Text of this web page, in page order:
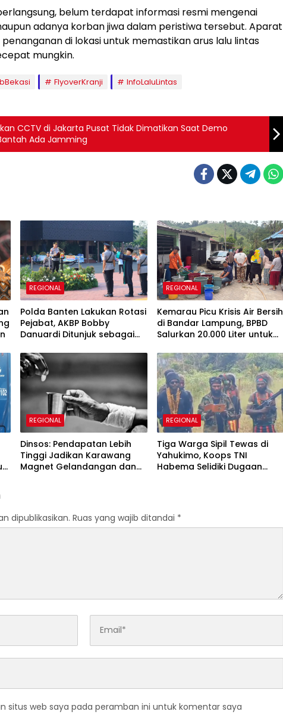
belum terdapat informasi resmi mengenai
adanya korban jiwa dalam peristiwa tersebut. Aparat
di lokasi untuk memastikan arus lalu lintas
mungkin.
FlyoverKranji
InfoLaluLintas
CCTV di Jakarta Pusat Tidak Dimatikan Saat Demo
Ada Jamming
REGIONAL
Polda Banten Lakukan Rotasi
Pejabat, AKBP Bobby
Danuardi Ditunjuk sebagai
REGIONAL
Kemarau Picu Krisis Air Bersih
di Bandar Lampung, BPBD
Salurkan 20.000 Liter untuk
REGIONAL
Dinsos: Pendapatan Lebih
Tinggi Jadikan Karawang
Magnet Gelandangan dan
REGIONAL
Tiga Warga Sipil Tewas di
Yahukimo, Koops TNI
Habema Selidiki Dugaan
dipublikasikan. Ruas yang wajib ditandai *
situs web saya pada peramban ini untuk komentar saya